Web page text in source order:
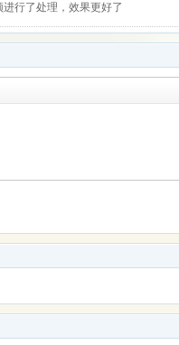
行了处理，效果更好了